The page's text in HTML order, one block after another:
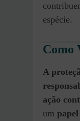
espécie.
Como
A
ação
um papel